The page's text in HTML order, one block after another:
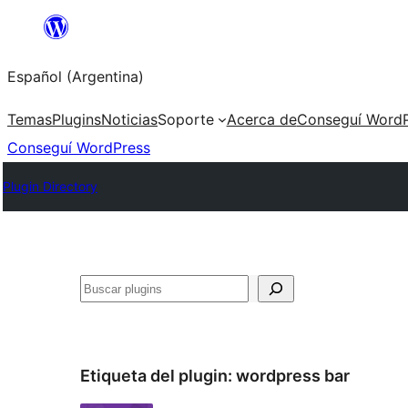
Saltar
contenido
Español (Argentina)
TemasPluginsNoticiasSoporte Acerca deConseguí
Conseguí WordPress
Plugin Directory
Buscar
Etiqueta del plugin: wordpress bar